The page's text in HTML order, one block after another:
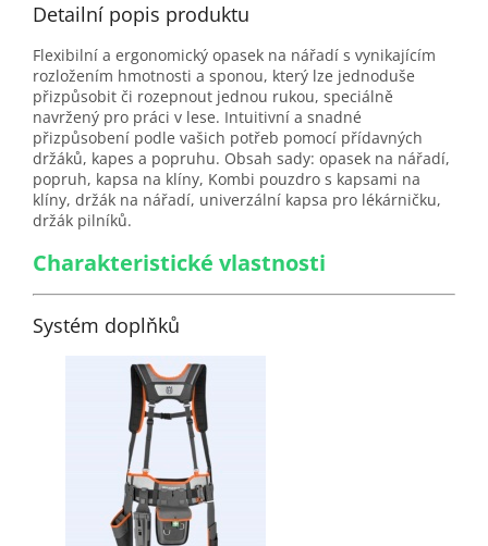
Detailní popis produktu
Flexibilní a ergonomický opasek na nářadí s vynikajícím
rozložením hmotnosti a sponou, který lze jednoduše
přizpůsobit či rozepnout jednou rukou, speciálně
navržený pro práci v lese. Intuitivní a snadné
přizpůsobení podle vašich potřeb pomocí přídavných
držáků, kapes a popruhu. Obsah sady: opasek na nářadí,
popruh, kapsa na klíny, Kombi pouzdro s kapsami na
klíny, držák na nářadí, univerzální kapsa pro lékárničku,
držák pilníků.
Charakteristické vlastnosti
Systém doplňků